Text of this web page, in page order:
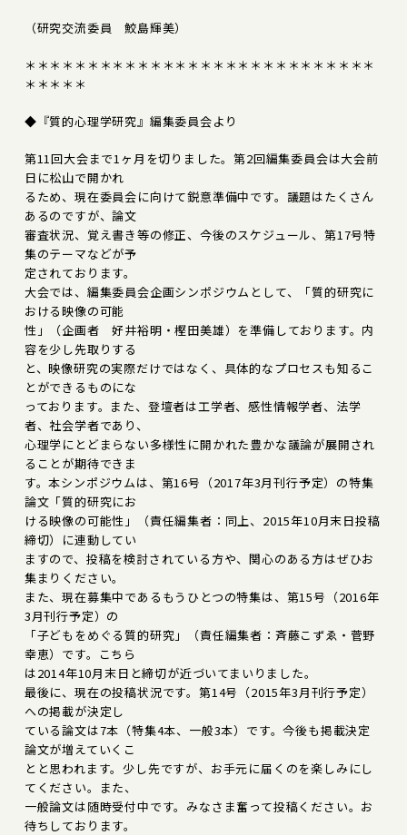
（研究交流委員 鮫島輝美）
＊＊＊＊＊＊＊＊＊＊＊＊＊＊＊＊＊＊＊＊＊＊＊＊＊＊＊＊
＊＊＊＊＊
◆『質的心理学研究』編集委員会より
第11回大会まで1ヶ月を切りました。第2回編集委員会は大会前
日に松山で開かれ
るため、現在委員会に向けて鋭意準備中です。議題はたくさん
あるのですが、論文
審査状況、覚え書き等の修正、今後のスケジュール、第17号特
集のテーマなどが予
定されております。
大会では、編集委員会企画シンポジウムとして、「質的研究に
おける映像の可能
性」（企画者 好井裕明・樫田美雄）を準備しております。内
容を少し先取りする
と、映像研究の実際だけではなく、具体的なプロセスも知るこ
とができるものにな
っております。また、登壇者は工学者、感性情報学者、法学
者、社会学者であり、
心理学にとどまらない多様性に開かれた豊かな議論が展開され
ることが期待できま
す。本シンポジウムは、第16号（2017年3月刊行予定）の特集
論文「質的研究にお
ける映像の可能性」（責任編集者：同上、2015年10月末日投稿
締切）に連動してい
ますので、投稿を検討されている方や、関心のある方はぜひお
集まりください。
また、現在募集中であるもうひとつの特集は、第15号（2016年
3月刊行予定）の
「子どもをめぐる質的研究」（責任編集者：斉藤こずゑ・菅野
幸恵）です。こちら
は2014年10月末日と締切が近づいてまいりました。
最後に、現在の投稿状況です。第14号（2015年3月刊行予定）
への掲載が決定し
ている論文は7本（特集4本、一般3本）です。今後も掲載決定
論文が増えていくこ
とと思われます。少し先ですが、お手元に届くのを楽しみにし
てください。また、
一般論文は随時受付中です。みなさま奮って投稿ください。お
待ちしております。